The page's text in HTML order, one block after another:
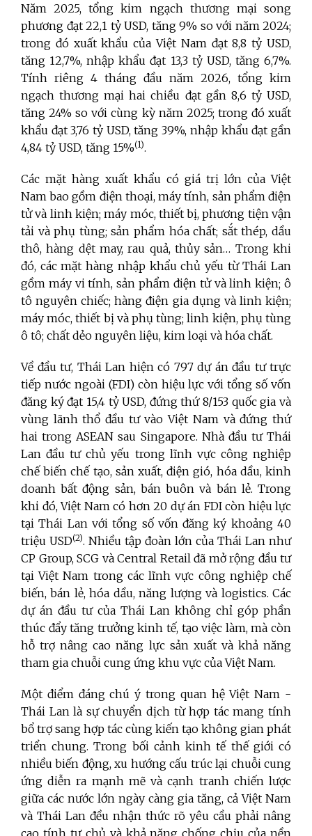
Năm 2025, tổng kim ngạch thương mại song
phương đạt 22,1 tỷ USD, tăng 9% so với năm 2024;
trong đó xuất khẩu của Việt Nam đạt 8,8 tỷ USD,
tăng 12,7%, nhập khẩu đạt 13,3 tỷ USD, tăng 6,7%.
Tính riêng 4 tháng đầu năm 2026, tổng kim
ngạch thương mại hai chiều đạt gần 8,6 tỷ USD,
tăng 24% so với cùng kỳ năm 2025; trong đó xuất
khẩu đạt 3,76 tỷ USD, tăng 39%, nhập khẩu đạt gần
4,84 tỷ USD, tăng 15%(1).
Các mặt hàng xuất khẩu có giá trị lớn của Việt
Nam bao gồm điện thoại, máy tính, sản phẩm điện
tử và linh kiện; máy móc, thiết bị, phương tiện vận
tải và phụ tùng; sản phẩm hóa chất; sắt thép, dầu
thô, hàng dệt may, rau quả, thủy sản… Trong khi
đó, các mặt hàng nhập khẩu chủ yếu từ Thái Lan
gồm máy vi tính, sản phẩm điện tử và linh kiện; ô
tô nguyên chiếc; hàng điện gia dụng và linh kiện;
máy móc, thiết bị và phụ tùng; linh kiện, phụ tùng
ô tô; chất dẻo nguyên liệu, kim loại và hóa chất.
Về đầu tư, Thái Lan hiện có 797 dự án đầu tư trực
tiếp nước ngoài (FDI) còn hiệu lực với tổng số vốn
đăng ký đạt 15,4 tỷ USD, đứng thứ 8/153 quốc gia và
vùng lãnh thổ đầu tư vào Việt Nam và đứng thứ
hai trong ASEAN sau Singapore. Nhà đầu tư Thái
Lan đầu tư chủ yếu trong lĩnh vực công nghiệp
chế biến chế tạo, sản xuất, điện gió, hóa dầu, kinh
doanh bất động sản, bán buôn và bán lẻ. Trong
khi đó, Việt Nam có hơn 20 dự án FDI còn hiệu lực
tại Thái Lan với tổng số vốn đăng ký khoảng 40
triệu USD(2). Nhiều tập đoàn lớn của Thái Lan như
CP Group, SCG và Central Retail đã mở rộng đầu tư
tại Việt Nam trong các lĩnh vực công nghiệp chế
biến, bán lẻ, hóa dầu, năng lượng và logistics. Các
dự án đầu tư của Thái Lan không chỉ góp phần
thúc đẩy tăng trưởng kinh tế, tạo việc làm, mà còn
hỗ trợ nâng cao năng lực sản xuất và khả năng
tham gia chuỗi cung ứng khu vực của Việt Nam.
Một điểm đáng chú ý trong quan hệ Việt Nam -
Thái Lan là sự chuyển dịch từ hợp tác mang tính
bổ trợ sang hợp tác cùng kiến tạo không gian phát
triển chung. Trong bối cảnh kinh tế thế giới có
nhiều biến động, xu hướng cấu trúc lại chuỗi cung
ứng diễn ra mạnh mẽ và cạnh tranh chiến lược
giữa các nước lớn ngày càng gia tăng, cả Việt Nam
và Thái Lan đều nhận thức rõ yêu cầu phải nâng